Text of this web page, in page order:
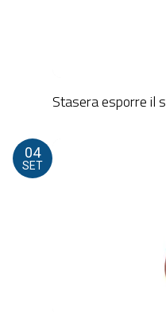
Stasera esporre il
04
SET